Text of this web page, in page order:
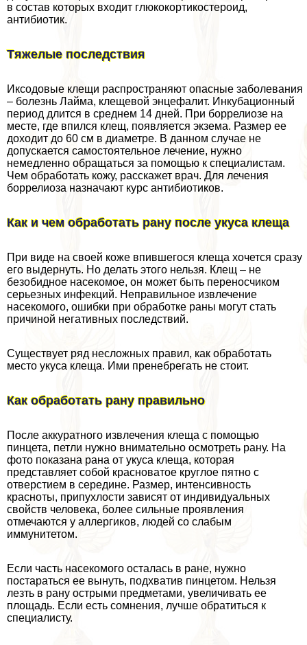
в состав которых входит глюкокортикостероид,
антибиотик.
Тяжелые последствия
Иксодовые клещи распространяют опасные заболевания
– болезнь Лайма, клещевой энцефалит. Инкубационный
период длится в среднем 14 дней. При боррелиозе на
месте, где впился клещ, появляется экзема. Размер ее
доходит до 60 см в диаметре. В данном случае не
допускается самостоятельное лечение, нужно
немедленно обращаться за помощью к специалистам.
Чем обработать кожу, расскажет врач. Для лечения
боррелиоза назначают курс антибиотиков.
Как и чем обработать рану после укуса клеща
При виде на своей коже впившегося клеща хочется сразу
его выдернуть. Но делать этого нельзя. Клещ – не
безобидное насекомое, он может быть переносчиком
серьезных инфекций. Неправильное извлечение
насекомого, ошибки при обработке раны могут стать
причиной негативных последствий.
Существует ряд несложных правил, как обработать
место укуса клеща. Ими пренебрегать не стоит.
Как обработать рану правильно
После аккуратного извлечения клеща с помощью
пинцета, петли нужно внимательно осмотреть рану. На
фото показана рана от укуса клеща, которая
представляет собой красноватое круглое пятно с
отверстием в середине. Размер, интенсивность
красноты, припухлости зависят от индивидуальных
свойств человека, более сильные проявления
отмечаются у аллергиков, людей со слабым
иммунитетом.
Если часть насекомого осталась в ране, нужно
постараться ее вынуть, подхватив пинцетом. Нельзя
лезть в рану острыми предметами, увеличивать ее
площадь. Если есть сомнения, лучше обратиться к
специалисту.